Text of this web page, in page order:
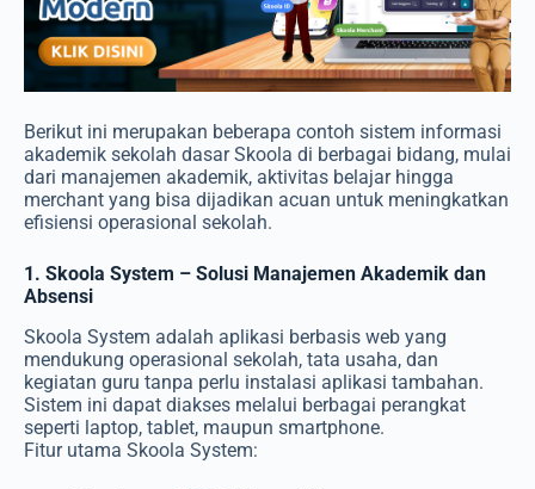
Berikut ini merupakan beberapa contoh sistem informasi
akademik sekolah dasar Skoola di berbagai bidang, mulai
dari manajemen akademik, aktivitas belajar hingga
merchant yang bisa dijadikan acuan untuk meningkatkan
efisiensi operasional sekolah.
1. Skoola System – Solusi Manajemen Akademik dan
Absensi
Skoola System adalah aplikasi berbasis web yang
mendukung operasional sekolah, tata usaha, dan
kegiatan guru tanpa perlu instalasi aplikasi tambahan.
Sistem ini dapat diakses melalui berbagai perangkat
seperti laptop, tablet, maupun smartphone.
Fitur utama Skoola System: